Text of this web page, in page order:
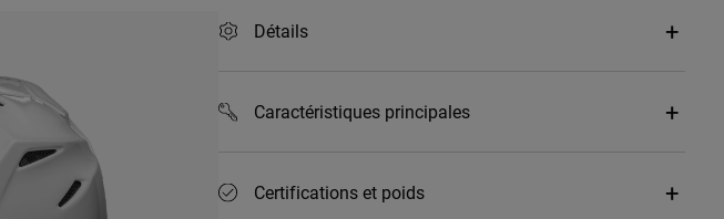
Détails
Caractéristiques principales
Certifications et poids